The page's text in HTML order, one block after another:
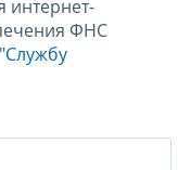
интернет-
ФНС
"Службу